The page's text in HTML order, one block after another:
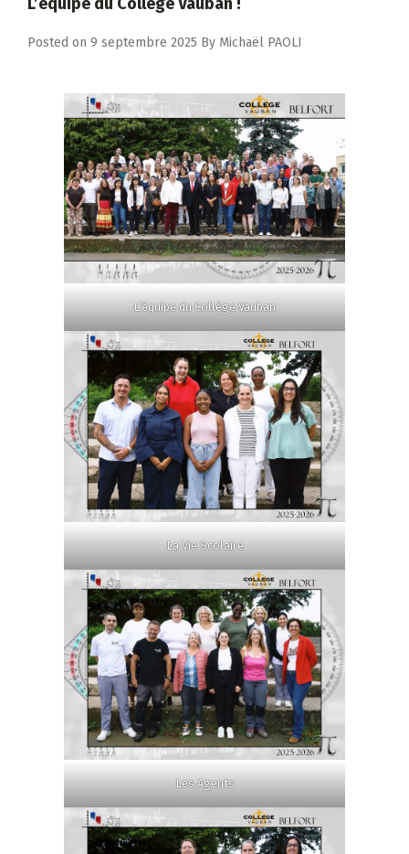
Posted on 9 septembre 2025 By Michaël PAOLI
L’équipe du Collège Vauban
La Vie Scolaire
Les Agents